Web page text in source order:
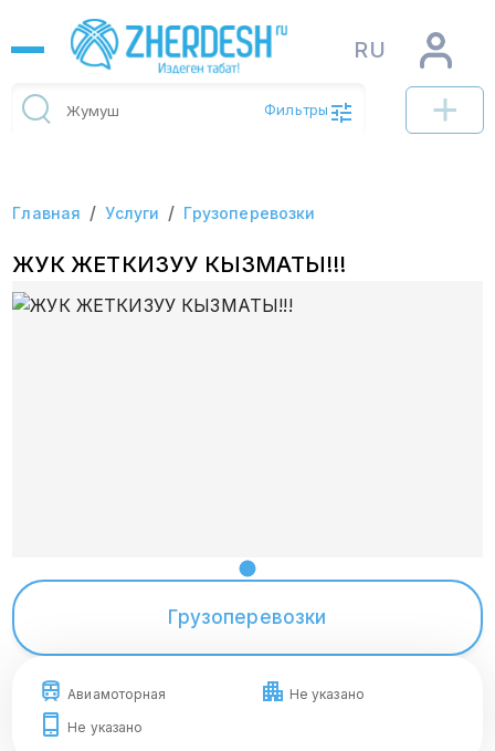
RU
Фильтры
Главная / Услуги / Грузоперевозки
ЖУК ЖЕТКИЗУУ КЫЗМАТЫ!!!
Грузоперевозки
Авиамоторная
Не указано
Не указано